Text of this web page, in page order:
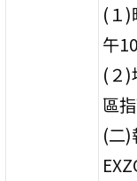
(１
午
(２)
區
(二